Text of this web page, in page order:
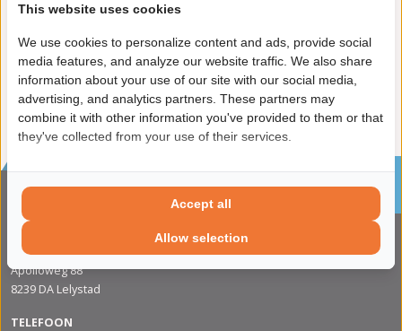
Enkel in combinatie met:FK90995
Product in orde:
Controleteken:E9-103R
Sinds 2002 de specialist in katalysatoren en
roetfilters
CONTACTGEGVENS
ADRES
Apolloweg 88
8239 DA Lelystad
TELEFOON
This website uses cookies
We use cookies to personalize content and ads, provide social
media features, and analyze our website traffic. We also share
information about your use of our site with our social media,
advertising, and analytics partners. These partners may
combine it with other information you've provided to them or that
they've collected from your use of their services.
Allow selection
Accept all